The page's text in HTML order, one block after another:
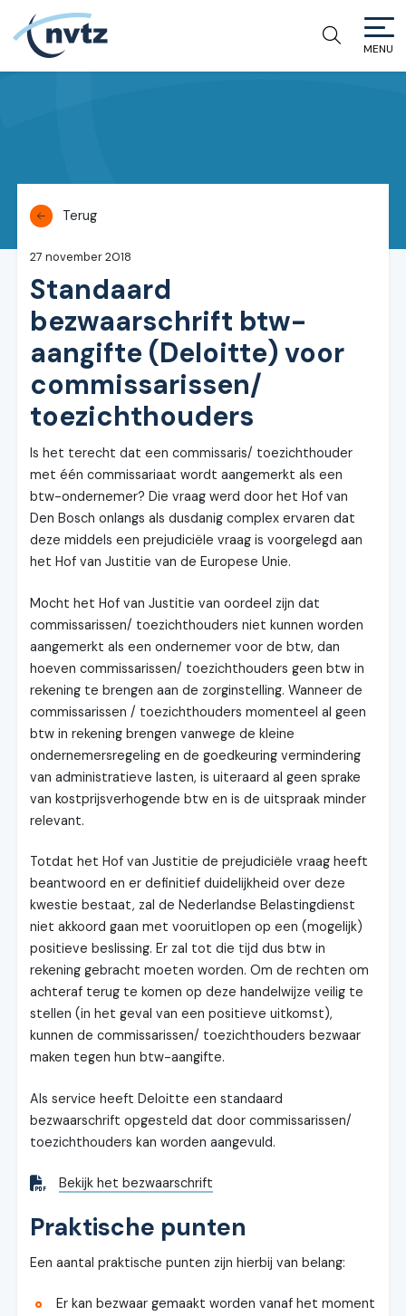
NVTZ
MENU
Terug
27 november 2018
Standaard
bezwaarschrift btw-
aangifte (Deloitte) voor
commissarissen/
toezichthouders
Is het terecht dat een commissaris/ toezichthouder
met één commissariaat wordt aangemerkt als een
btw-ondernemer? Die vraag werd door het Hof van
Den Bosch onlangs als dusdanig complex ervaren dat
deze middels een prejudiciële vraag is voorgelegd aan
het Hof van Justitie van de Europese Unie.
Mocht het Hof van Justitie van oordeel zijn dat
commissarissen/ toezichthouders niet kunnen worden
aangemerkt als een ondernemer voor de btw, dan
hoeven commissarissen/ toezichthouders geen btw in
rekening te brengen aan de zorginstelling. Wanneer de
commissarissen / toezichthouders momenteel al geen
btw in rekening brengen vanwege de kleine
ondernemersregeling en de goedkeuring vermindering
van administratieve lasten, is uiteraard al geen sprake
van kostprijsverhogende btw en is de uitspraak minder
relevant.
Totdat het Hof van Justitie de prejudiciële vraag heeft
beantwoord en er definitief duidelijkheid over deze
kwestie bestaat, zal de Nederlandse Belastingdienst
niet akkoord gaan met vooruitlopen op een (mogelijk)
positieve beslissing. Er zal tot die tijd dus btw in
rekening gebracht moeten worden. Om de rechten om
achteraf terug te komen op deze handelwijze veilig te
stellen (in het geval van een positieve uitkomst),
kunnen de commissarissen/ toezichthouders bezwaar
maken tegen hun btw-aangifte.
Als service heeft Deloitte een standaard
bezwaarschrift opgesteld dat door commissarissen/
toezichthouders kan worden aangevuld.
Bekijk het bezwaarschrift
Praktische punten
Een aantal praktische punten zijn hierbij van belang:
Er kan bezwaar gemaakt worden vanaf het moment